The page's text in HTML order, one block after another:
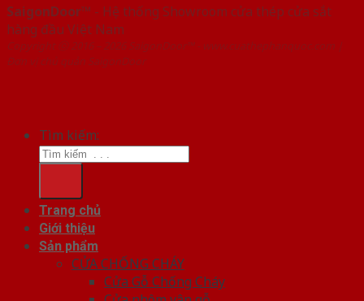
SaigonDoor™ - Hệ thống Showroom cửa thép cửa sắt
hàng đầu Việt Nam
Copyright ⓒ 2016 – 2026 SaigonDoor™ - www.cuathephanquoc.com |
Đơn vị chủ quản SaigonDoor
Tìm kiếm:
Trang chủ
Giới thiệu
Sản phẩm
CỬA CHỐNG CHÁY
Cửa Gỗ Chống Cháy